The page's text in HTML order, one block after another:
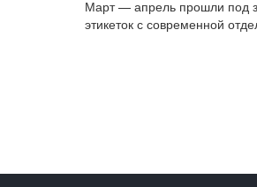
Март — апрель прошли под
этикеток с современной